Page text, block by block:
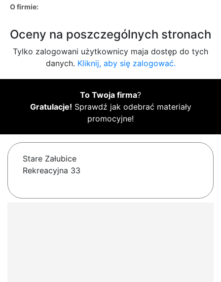
O firmie:
Oceny na poszczególnych stronach
Tylko zalogowani użytkownicy maja dostęp do tych
danych. Kliknij, aby się zalogować.
To Twoja firma?
Gratulacje! Sprawdź jak odebrać materiały
promocyjne!
Stare Załubice
Rekreacyjna 33